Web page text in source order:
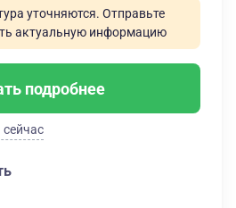
уточняются. Отправьте
актуальную информацию
подробнее
сейчас